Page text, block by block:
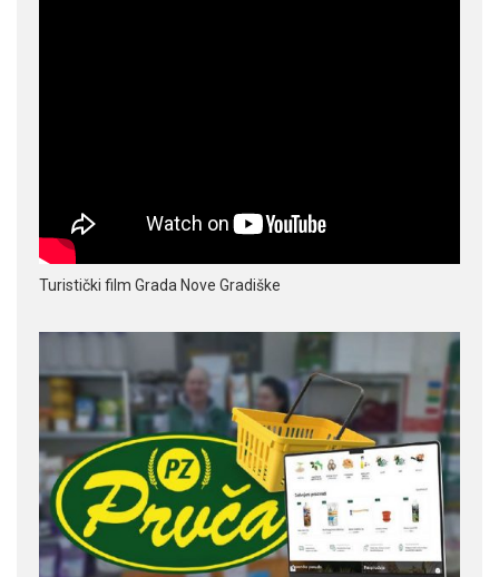
Turistički film Grada Nove Gradiške